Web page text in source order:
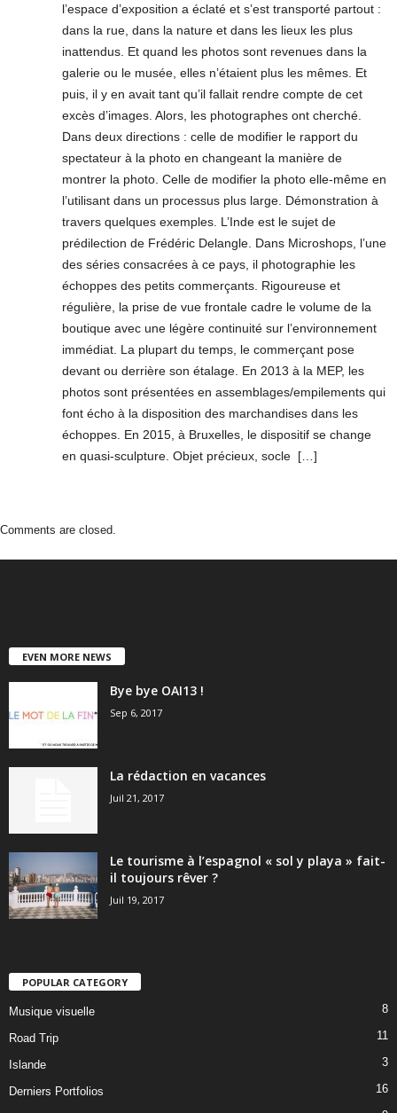
l’espace d’exposition a éclaté et s’est transporté partout :
dans la rue, dans la nature et dans les lieux les plus
inattendus. Et quand les photos sont revenues dans la
galerie ou le musée, elles n’étaient plus les mêmes. Et
puis, il y en avait tant qu’il fallait rendre compte de cet
excès d’images. Alors, les photographes ont cherché.
Dans deux directions : celle de modifier le rapport du
spectateur à la photo en changeant la manière de
montrer la photo. Celle de modifier la photo elle-même en
l’utilisant dans un processus plus large. Démonstration à
travers quelques exemples. L’Inde est le sujet de
prédilection de Frédéric Delangle. Dans Microshops, l’une
des séries consacrées à ce pays, il photographie les
échoppes des petits commerçants. Rigoureuse et
régulière, la prise de vue frontale cadre le volume de la
boutique avec une légère continuité sur l’environnement
immédiat. La plupart du temps, le commerçant pose
devant ou derrière son étalage. En 2013 à la MEP, les
photos sont présentées en assemblages/empilements qui
font écho à la disposition des marchandises dans les
échoppes. En 2015, à Bruxelles, le dispositif se change
en quasi-sculpture. Objet précieux, socle […]
Comments are closed.
EVEN MORE NEWS
Bye bye OAI13 !
Sep 6, 2017
La rédaction en vacances
Juil 21, 2017
Le tourisme à l’espagnol « sol y playa » fait-
il toujours rêver ?
Juil 19, 2017
POPULAR CATEGORY
Musique visuelle 8
Road Trip 11
Islande 3
Derniers Portfolios 16